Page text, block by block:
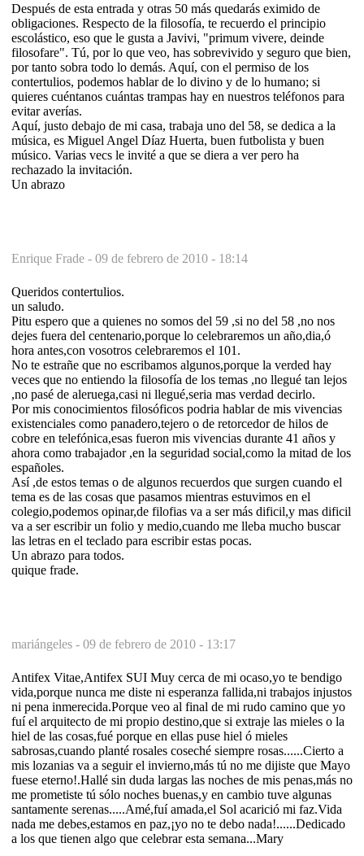
Después de esta entrada y otras 50 más quedarás eximido de
obligaciones. Respecto de la filosofía, te recuerdo el principio
escolástico, eso que le gusta a Javivi, "primum vivere, deinde
filosofare". Tú, por lo que veo, has sobrevivido y seguro que bien,
por tanto sobra todo lo demás. Aquí, con el permiso de los
contertulios, podemos hablar de lo divino y de lo humano; si
quieres cuéntanos cuántas trampas hay en nuestros teléfonos para
evitar averías.
Aquí, justo debajo de mi casa, trabaja uno del 58, se dedica a la
música, es Miguel Angel Díaz Huerta, buen futbolista y buen
músico. Varias vecs le invité a que se diera a ver pero ha
rechazado la invitación.
Un abrazo
Enrique Frade - 09 de febrero de 2010 - 18:14
Queridos contertulios.
un saludo.
Pitu espero que a quienes no somos del 59 ,si no del 58 ,no nos
dejes fuera del centenario,porque lo celebraremos un año,dia,ó
hora antes,con vosotros celebraremos el 101.
No te estrañe que no escribamos algunos,porque la verded hay
veces que no entiendo la filosofía de los temas ,no llegué tan lejos
,no pasé de aleruega,casi ni llegué,seria mas verdad decirlo.
Por mis conocimientos filosóficos podria hablar de mis vivencias
existenciales como panadero,tejero o de retorcedor de hilos de
cobre en telefónica,esas fueron mis vivencias durante 41 años y
ahora como trabajador ,en la seguridad social,como la mitad de los
españoles.
Así ,de estos temas o de algunos recuerdos que surgen cuando el
tema es de las cosas que pasamos mientras estuvimos en el
colegio,podemos opinar,de filofias va a ser más dificil,y mas dificil
va a ser escribir un folio y medio,cuando me lleba mucho buscar
las letras en el teclado para escribir estas pocas.
Un abrazo para todos.
quique frade.
mariángeles - 09 de febrero de 2010 - 13:17
Antifex Vitae,Antifex SUI Muy cerca de mi ocaso,yo te bendigo
vida,porque nunca me diste ni esperanza fallida,ni trabajos injustos
ni pena inmerecida.Porque veo al final de mi rudo camino que yo
fuí el arquitecto de mi propio destino,que si extraje las mieles o la
hiel de las cosas,fué porque en ellas puse hiel ó mieles
sabrosas,cuando planté rosales coseché siempre rosas......Cierto a
mis lozanias va a seguir el invierno,más tú no me dijiste que Mayo
fuese eterno!.Hallé sin duda largas las noches de mis penas,más no
me prometiste tú sólo noches buenas,y en cambio tuve algunas
santamente serenas.....Amé,fuí amada,el Sol acarició mi faz.Vida
nada me debes,estamos en paz,¡yo no te debo nada!......Dedicado
a los que tienen algo que celebrar esta semana...Mary